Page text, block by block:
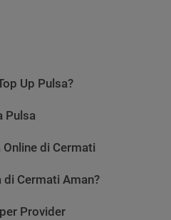
Up Pulsa?
Pulsa
di Cermati
di Cermati Aman?
Provider